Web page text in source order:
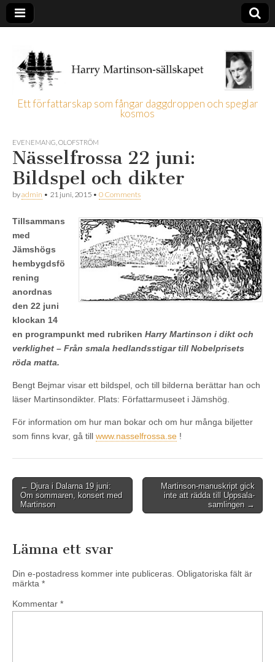
Harry
Martinson-
sällskapet
Ett författarskap som fångar daggdroppen och speglar
kosmos
EVENEMANG OLOFSTRÖM
Nässelfrossa 22 juni:
Bildspel och dikter
byadmin • 21 juni, 2015 • 0 Comments
Tillsammans
med
Jämshögs
hembygdsfö
rening
anordnas
den 22 juni
klockan 14
en programpunkt med rubriken Harry Martinson i dikt och
verklighet – Från smala hedlandsstigar till Nobelprisets
röda matta.
Bengt Bejmar visar ett bildspel, och till bilderna berättar han och
läser Martinsondikter. Plats: Författarmuseet i Jämshög.
För information om hur man bokar och om hur många biljetter
som finns kvar, gå till www.nasselfrossa.se !
Post
navigation
← Djura i Dalarna 19 juni:
Om sommaren, konsert med
Martinson
Martinson-manuskript gick
inte att rädda till Uppsala-
samlingen →
Lämna ett svar
Din e-postadress kommer inte publiceras. Obligatoriska fält är
märkta *
Kommentar *